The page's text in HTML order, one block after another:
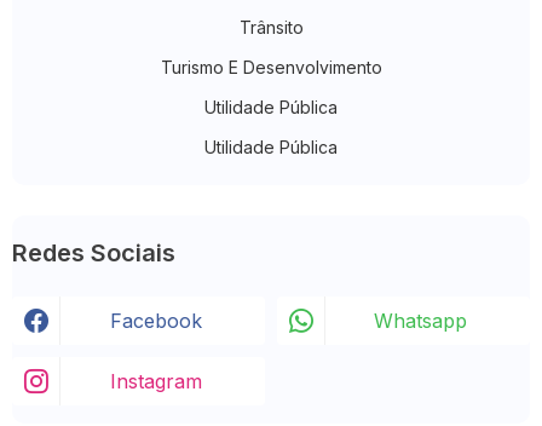
Trânsito
Turismo E Desenvolvimento
Utilidade Pública
Utilidade Pública
Redes Sociais
Facebook Whatsapp
Instagram